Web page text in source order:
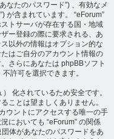
なたのパスワード”) 、有効なメ
が含まれています。 “eForum”
トサーバが存在する国・地域
ー登録の際に要求される、あ
以外の情報はオプション的な
はご自分のアカウント情報の
さらにあなたは phpBBソフト
許可を選択できます。
化されているため安全です。
ことは望ましくありません。
ウントにアクセスする唯一の手
においても “eForum” の関係
体があなたのパスワードをあ